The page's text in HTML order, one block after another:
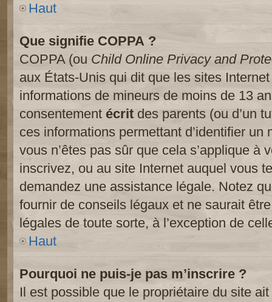
Haut
Que signifie COPPA ?
COPPA (ou Child Online Privacy and
aux États-Unis qui dit que les sites
informations de mineurs de moins de 13
consentement écrit des parents (ou d’un
ces informations permettant d’identifier
vous n’êtes pas sûr que cela s’applique à
inscrivez, ou au site Internet auquel vous
demandez une assistance légale. Notez
fournir de conseils légaux et ne saurait
légales de toute sorte, à l’exception de
Haut
Pourquoi ne puis-je pas m’inscrire ?
Il est possible que le propriétaire du site